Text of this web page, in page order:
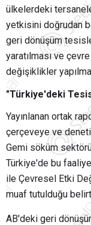
ülkelerdeki
yetkisini doğrudan
geri dönüşüm
yaratılması ve
değişiklikler
"Türkiye'deki
Yayınlanan ortak
çerçeveye ve
Gemi söküm
Türkiye'de bu
ile Çevresel Etki
muaf tutulduğu
AB'deki geri